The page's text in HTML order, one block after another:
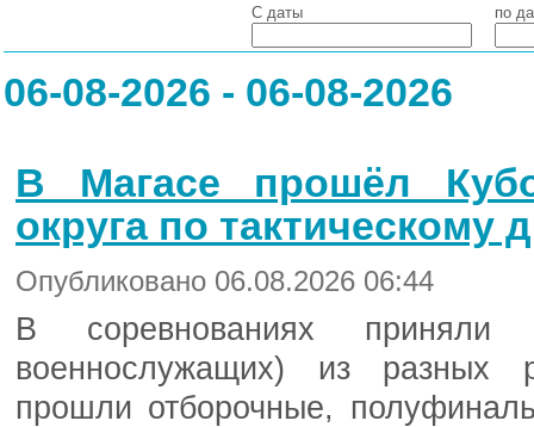
С даты по
06-08-2026 - 06-08-2026
В Магасе прошёл
округа по тактическому
Опубликовано 06.08.2026 06:44
В соревнованиях
военнослужащих) из разных
прошли отборочные,